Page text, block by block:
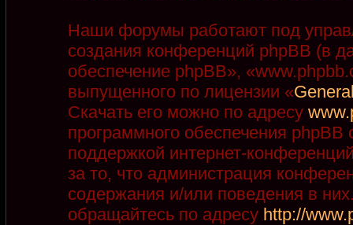
Наши форумы работают под
создания конференций phpBB (в
обеспечение phpBB»,
выпущенного по лицензии «
Скачать его можно по адресу
программного обеспечения phpBB
поддержкой интернет-
за то, что администрация
содержания и/или поведения в
обращайтесь по адресу http://